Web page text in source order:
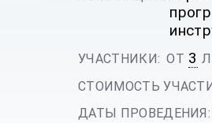
УЧАСТНИКИ: ОТ 3
СТОИМОСТЬ
ДАТЫ ПРОВЕДЕНИЯ: